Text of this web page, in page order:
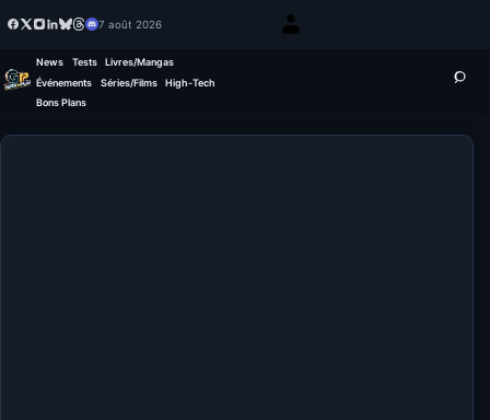
7 août 2026
News Tests
Livres/Mangas
Événements
Séries/Films
High-Tech
Bons Plans